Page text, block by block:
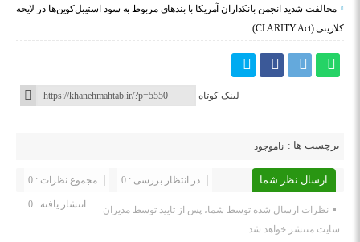
مخالفت شدید انجمن بانکداران آمریکا با بندهای مربوط به سود استیبل‌کوین‌ها در لایحه
کلاریتی (CLARITY Act)
لینک کوتاه
برچسب ها : ناموجود
ارسال نظر شما مجموع نظرات : 0 در انتظار بررسی : 0
انتشار یافته : 0
نظرات ارسال شده توسط شما، پس از تایید توسط مدیران
سایت منتشر خواهد شد.